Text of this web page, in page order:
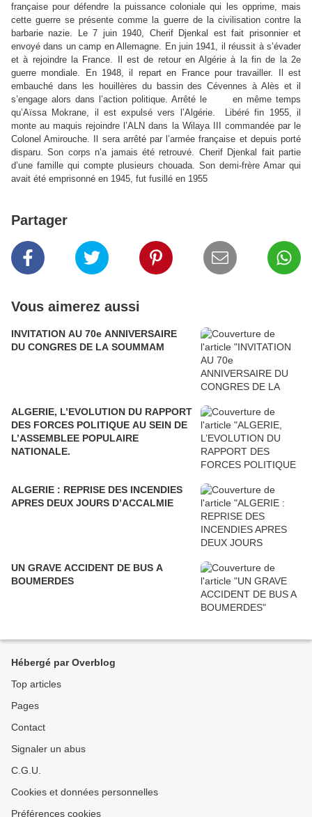
française pour défendre la puissance coloniale qui les opprime, mais
cette guerre se présente comme la guerre de la civilisation contre la
barbarie nazie. Le 7 juin 1940, Cherif Djenkal est fait prisonnier et
envoyé dans un camp en Allemagne. En juin 1941, il réussit à s’évader
et à rejoindre la France. Il est de retour en Algérie à la fin de la 2e
guerre mondiale. En 1948, il repart en France pour travailler. Il est
embauché dans les houillères du bassin des Cévennes à Alès et il
s’engage alors dans l’action politique. Arrêté le en même temps
qu’Aïssa Mokrane, il est expulsé vers l’Algérie. Libéré fin 1955, il
monte au maquis rejoindre l’ALN dans la Wilaya III commandée par le
Colonel Amirouche. Il sera arrêté par l’armée française et depuis porté
disparu. Son corps n’a jamais été retrouvé. Cherif Djenkal fait partie
d’une famille qui compte plusieurs chouada. Son demi-frère Amar qui
avait été emprisonné en 1945, fut fusillé en 1955
Partager
Vous aimerez aussi
INVITATION AU 70e ANNIVERSAIRE
DU CONGRES DE LA SOUMMAM
ALGERIE, L’EVOLUTION DU RAPPORT
DES FORCES POLITIQUE AU SEIN DE
L’ASSEMBLEE POPULAIRE
NATIONALE.
ALGERIE : REPRISE DES INCENDIES
APRES DEUX JOURS D’ACCALMIE
UN GRAVE ACCIDENT DE BUS A
BOUMERDES
Hébergé par Overblog
Top articles
Pages
Contact
Signaler un abus
C.G.U.
Cookies et données personnelles
Préférences cookies